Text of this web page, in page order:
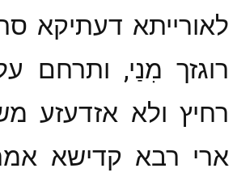
לאורייתא דעתיקא
רוגזך מִנַי, ותרחם
רחיץ ולא אזדעזע
ארי רבא קדישא